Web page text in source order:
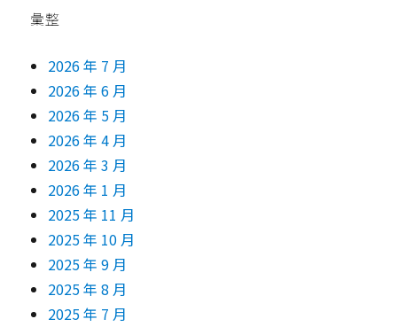
彙整
2026 年 7 月
2026 年 6 月
2026 年 5 月
2026 年 4 月
2026 年 3 月
2026 年 1 月
2025 年 11 月
2025 年 10 月
2025 年 9 月
2025 年 8 月
2025 年 7 月